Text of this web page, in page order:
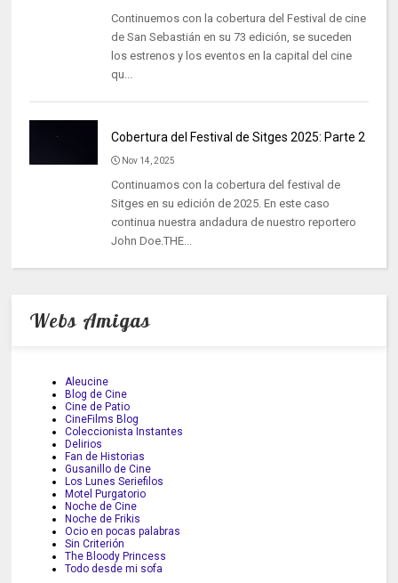
Continuemos con la cobertura del Festival de cine
de San Sebastián en su 73 edición, se suceden
los estrenos y los eventos en la capital del cine
qu...
Cobertura del Festival de Sitges 2025: Parte 2
Nov 14, 2025
Continuamos con la cobertura del festival de
Sitges en su edición de 2025. En este caso
continua nuestra andadura de nuestro reportero
John Doe.THE...
Webs Amigas
Aleucine
Blog de Cine
Cine de Patio
CineFilms Blog
Coleccionista Instantes
Delirios
Fan de Historias
Gusanillo de Cine
Los Lunes Seriefilos
Motel Purgatorio
Noche de Cine
Noche de Frikis
Ocio en pocas palabras
Sin Criterión
The Bloody Princess
Todo desde mi sofa